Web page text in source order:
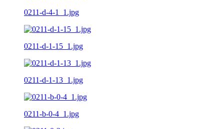
0211-d-4-1_1.jpg
0211-d-1-15_1.jpg
0211-d-1-13_1.jpg
0211-b-0-4_1.jpg